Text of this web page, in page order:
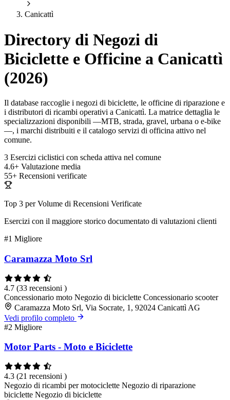
Canicattì
Directory di Negozi di
Biciclette e Officine a Canicattì
(2026)
Il database raccoglie i negozi di biciclette, le officine di riparazione e
i distributori di ricambi operativi a Canicattì. La matrice dettaglia le
specializzazioni disponibili —MTB, strada, gravel, urbana o e-bike
—, i marchi distribuiti e il catalogo servizi di officina attivo nel
comune.
3 Esercizi ciclistici con scheda attiva nel comune
4.6+ Valutazione media
55+ Recensioni verificate
Top 3 per Volume di Recensioni Verificate
Esercizi con il maggiore storico documentato di valutazioni clienti
#1 Migliore
Caramazza Moto Srl
4.7 (33 recensioni )
Concessionario moto Negozio di biciclette Concessionario scooter
Caramazza Moto Srl, Via Socrate, 1, 92024 Canicattì AG
Vedi profilo completo
#2 Migliore
Motor Parts - Moto e Biciclette
4.3 (21 recensioni )
Negozio di ricambi per motociclette Negozio di riparazione
biciclette Negozio di biciclette